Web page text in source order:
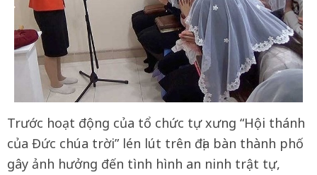
Trước hoạt động của tổ chức tự xưng “Hội thánh
của Đức chúa trời” lén lút trên địa bàn thành phố
gây ảnh hưởng đến tình hình an ninh trật tự,